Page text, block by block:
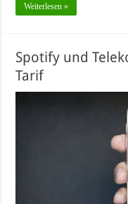
Weiterlesen »
Spotify und
Tarif